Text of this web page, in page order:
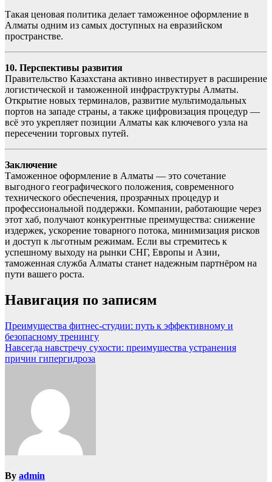
Такая ценовая политика делает таможенное оформление в
Алматы одним из самых доступных на евразийском
пространстве.
10. Перспективы развития
Правительство Казахстана активно инвестирует в расширение
логистической и таможенной инфраструктуры Алматы.
Открытие новых терминалов, развитие мультимодальных
портов на западе страны, а также цифровизация процедур —
всё это укрепляет позиции Алматы как ключевого узла на
пересечении торговых путей.
Заключение
Таможенное оформление в Алматы — это сочетание
выгодного географического положения, современного
технического обеспечения, прозрачных процедур и
профессиональной поддержки. Компании, работающие через
этот хаб, получают конкурентные преимущества: снижение
издержек, ускорение товарного потока, минимизация рисков
и доступ к льготным режимам. Если вы стремитесь к
успешному выходу на рынки СНГ, Европы и Азии,
таможенная служба Алматы станет надежным партнёром на
пути вашего роста.
Навигация по записям
Преимущества фитнес-студии: путь к эффективному и
безопасному тренингу
Навсегда навстречу сухости: преимущества устранения
причин гипергидроза
By admin